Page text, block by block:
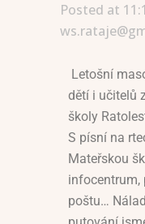
Posted at
Letošní
dětí i učitelů
školy
S písní na
Mateřskou
infocentrum,
poštu…